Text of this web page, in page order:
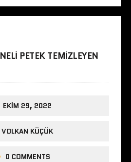
PETEK TEMIZLEYEN
EKIM 29, 2022
VOLKAN KÜÇÜK
0 COMMENTS